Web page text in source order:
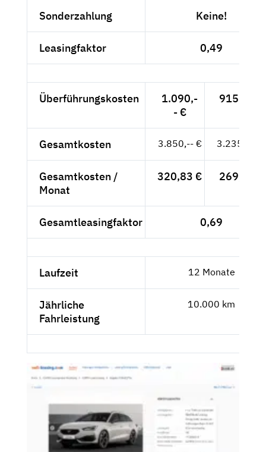
Sonderzahlung Keine!
Leasingfaktor 0,49
Überführungskosten
1.090,-
- €
915,97 €
Gesamtkosten 3.850,-- € 3.235,29 €
Gesamtkosten /
Monat
320,83 € 269,61 €
Gesamtleasingfaktor 0,69
Laufzeit 12 Monate
Jährliche
Fahrleistung
10.000 km